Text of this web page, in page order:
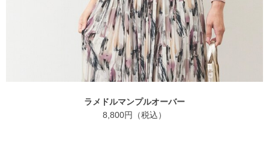
ラメドルマンプルオーバー
8,800円（税込）